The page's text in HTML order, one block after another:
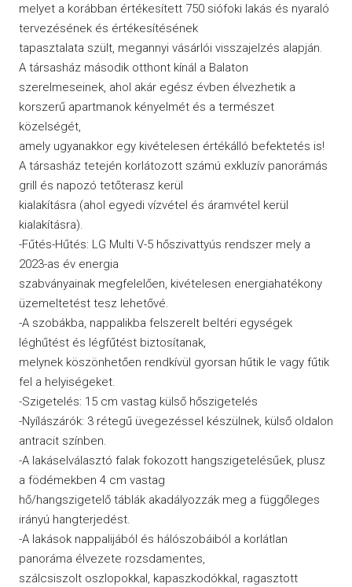
melyet a korábban értékesített 750 siófoki lakás és nyaraló
tervezésének és értékesítésének
tapasztalata szült, megannyi vásárlói visszajelzés alapján.
A társasház második otthont kínál a Balaton
szerelmeseinek, ahol akár egész évben élvezhetik a
korszerű apartmanok kényelmét és a természet
közelségét,
amely ugyanakkor egy kivételesen értékálló befektetés is!
A társasház tetején korlátozott számú exkluzív panorámás
grill és napozó tetőterasz kerül
kialakításra (ahol egyedi vízvétel és áramvétel kerül
kialakításra).
-Fűtés-Hűtés: LG Multi V-5 hőszivattyús rendszer mely a
2023-as év energia
szabványainak megfelelően, kivételesen energiahatékony
üzemeltetést tesz lehetővé.
-A szobákba, nappalikba felszerelt beltéri egységek
léghűtést és légfűtést biztosítanak,
melynek köszönhetően rendkívül gyorsan hűtik le vagy fűtik
fel a helyiségeket.
-Szigetelés: 15 cm vastag külső hőszigetelés
-Nyílászárók: 3 rétegű üvegezéssel készülnek, külső oldalon
antracit színben.
-A lakáselválasztó falak fokozott hangszigetelésűek, plusz
a födémekben 4 cm vastag
hő/hangszigetelő táblák akadályozzák meg a függőleges
irányú hangterjedést.
-A lakások nappalijából és hálószobáiból a korlátlan
panoráma élvezete rozsdamentes,
szálcsiszolt oszlopokkal, kapaszkodókkal, ragasztott